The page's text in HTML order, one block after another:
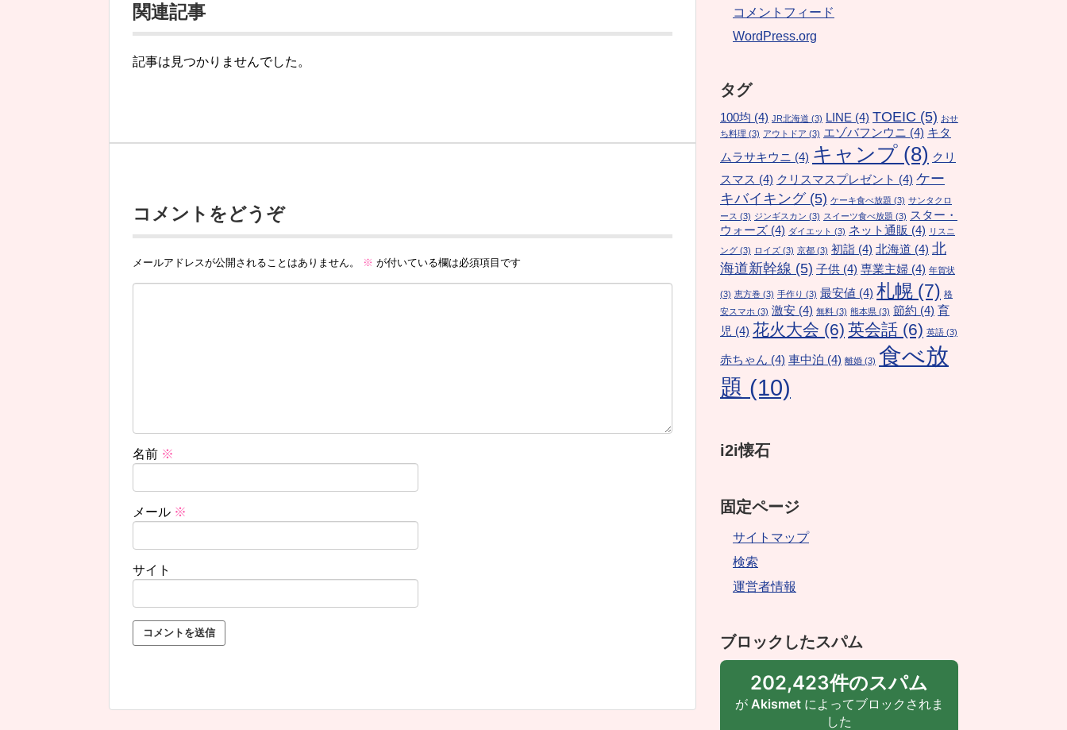
関連記事
記事は見つかりませんでした。
コメントをどうぞ
メールアドレスが公開されることはありません。 ※ が付いている欄は必須項目です
名前 ※
メール ※
サイト
コメントフィード
WordPress.org
タグ
100均 (4) JR北海道 (3) LINE (4) TOEIC (5) おせ
ち料理 (3) アウトドア (3) エゾバフンウニ (4) キタ
ムラサキウニ (4) キャンプ (8) クリ
スマス (4) クリスマスプレゼント (4) ケー
キバイキング(5) ケーキ食べ放題 (3) サンタクロ
ース (3) ジンギスカン (3) スイーツ食べ放題 (3) スター・
ウォーズ (4) ダイエット (3) ネット通販 (4) リスニ
ング (3) ロイズ (3) 京都 (3) 初詣 (4) 北海道 (4) 北
海道新幹線 (5) 子供 (4) 専業主婦 (4) 年賀状
(3) 恵方巻 (3) 手作り (3) 最安値 (4) 札幌 (7) 格
安スマホ (3) 激安 (4) 無料 (3) 熊本県 (3) 節約 (4) 育
児 (4) 花火大会 (6) 英会話 (6) 英語 (3)
赤ちゃん (4) 車中泊 (4) 離婚 (3) 食べ放
題 (10)
i2i懐石
固定ページ
サイトマップ
検索
運営者情報
ブロックしたスパム
202,423件のスパム
が Akismetによってブロックされま
した